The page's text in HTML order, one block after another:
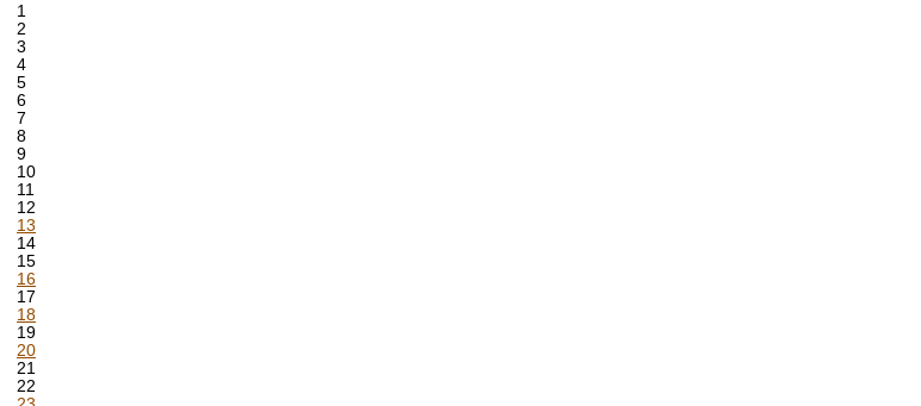
1
2
3
4
5
6
7
8
9
10
11
12
13
14
15
16
17
18
19
20
21
22